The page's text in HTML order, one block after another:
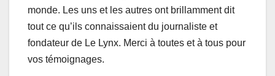
monde. Les uns et les autres ont brillamment dit
tout ce qu’ils connaissaient du journaliste et
fondateur de Le Lynx. Merci à toutes et à tous pour
vos témoignages.